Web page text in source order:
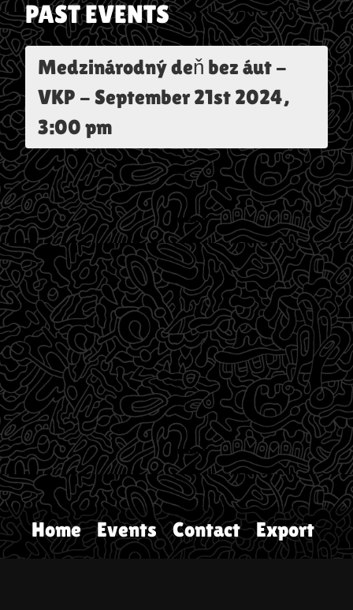
PAST EVENTS
Medzinárodný deň bez áut -
VKP - September 21st 2024,
3:00 pm
Home Events Contact Export